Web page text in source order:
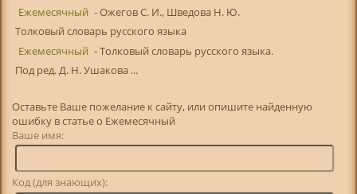
Ежемесячный - Ожегов С. И., Шведова Н. Ю.
Толковый словарь русского языка
Ежемесячный - Толковый словарь русского языка.
Под ред. Д. Н. Ушакова ...
Оставьте Ваше пожелание к сайту, или опишите найденную
ошибку в статье о Ежемесячный
Ваше имя:
Код (для знающих):